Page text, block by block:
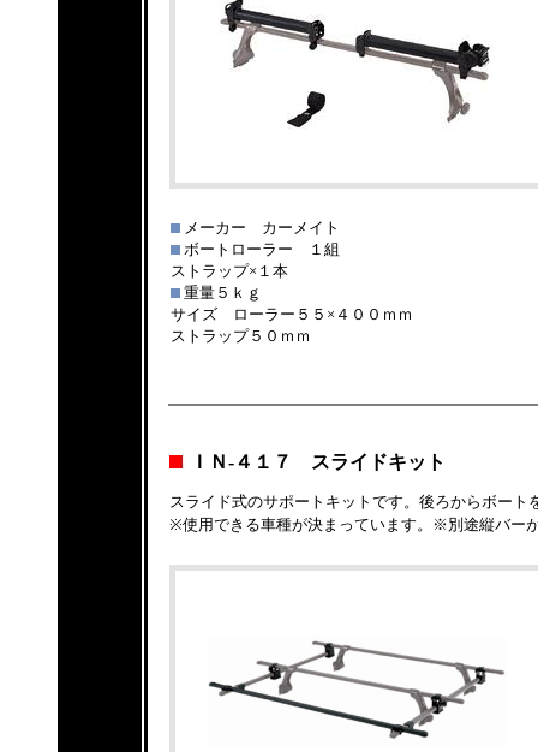
メーカー カーメイト
ボートローラー １組
ストラップ×１本
重量５ｋｇ
サイズ ローラー５５×４００ｍｍ
ストラップ５０ｍｍ
ＩＮ-４１７ スライドキット
スライド式のサポートキットです。後ろからボー
※使用できる車種が決まっています。※別途縦バー